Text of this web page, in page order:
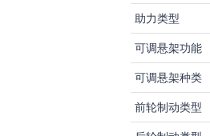
助力类型
可调悬架功能
可调悬架种类
前轮制动类型